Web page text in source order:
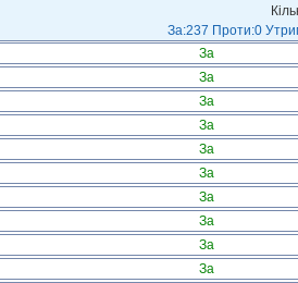
За:237 Проти:0
За
За
За
За
За
За
За
За
За
За